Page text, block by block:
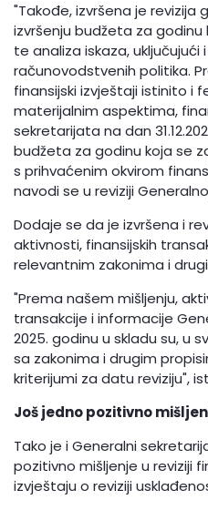
"Takođe, izvršena je revizija
izvršenju budžeta za
te analiza iskaza, uključujući
računovodstvenih politika.
finansijski izvještaji istinito i
materijalnim aspektima,
sekretarijata na dan
budžeta za godinu koja se
s prihvaćenim okvirom
navodi se u reviziji
Dodaje se da je izvršena i
aktivnosti, finansijskih
relevantnim zakonima i
"Prema našem mišljenju,
transakcije i informacije
2025. godinu u skladu su, u
sa zakonima i drugim
kriterijumi za datu reviziju",
Još jedno pozitivno
Tako je i Generalni
pozitivno mišljenje u reviziji
izvještaju o reviziji